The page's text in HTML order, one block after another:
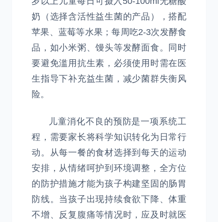
奶（选择含活性益生菌的产品），搭配
苹果、蓝莓等水果；每周吃2-3次发酵食
品，如小米粥、馒头等发酵面食。同时
要避免滥用抗生素，必须使用时需在医
生指导下补充益生菌，减少菌群失衡风
险。
儿童消化不良的预防是一项系统工
程，需要家长将科学知识转化为日常行
动。从每一餐的食材选择到每天的运动
安排，从情绪呵护到环境调整，全方位
的防护措施才能为孩子构建坚固的肠胃
防线。当孩子出现持续食欲下降、体重
不增、反复腹痛等情况时，应及时就医